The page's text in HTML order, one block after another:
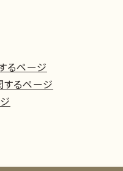
るページ
るページ